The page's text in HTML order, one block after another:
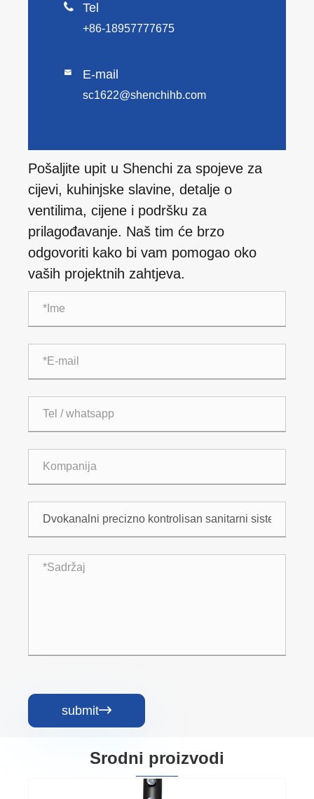
 Tel
+86-18957777675
 E-mail
sc1622@shenchihb.com
Pošaljite upit u Shenchi za spojeve za
cijevi, kuhinjske slavine, detalje o
ventilima, cijene i podršku za
prilagođavanje. Naš tim će brzo
odgovoriti kako bi vam pomogao oko
vaših projektnih zahtjeva.
submit
Srodni proizvodi